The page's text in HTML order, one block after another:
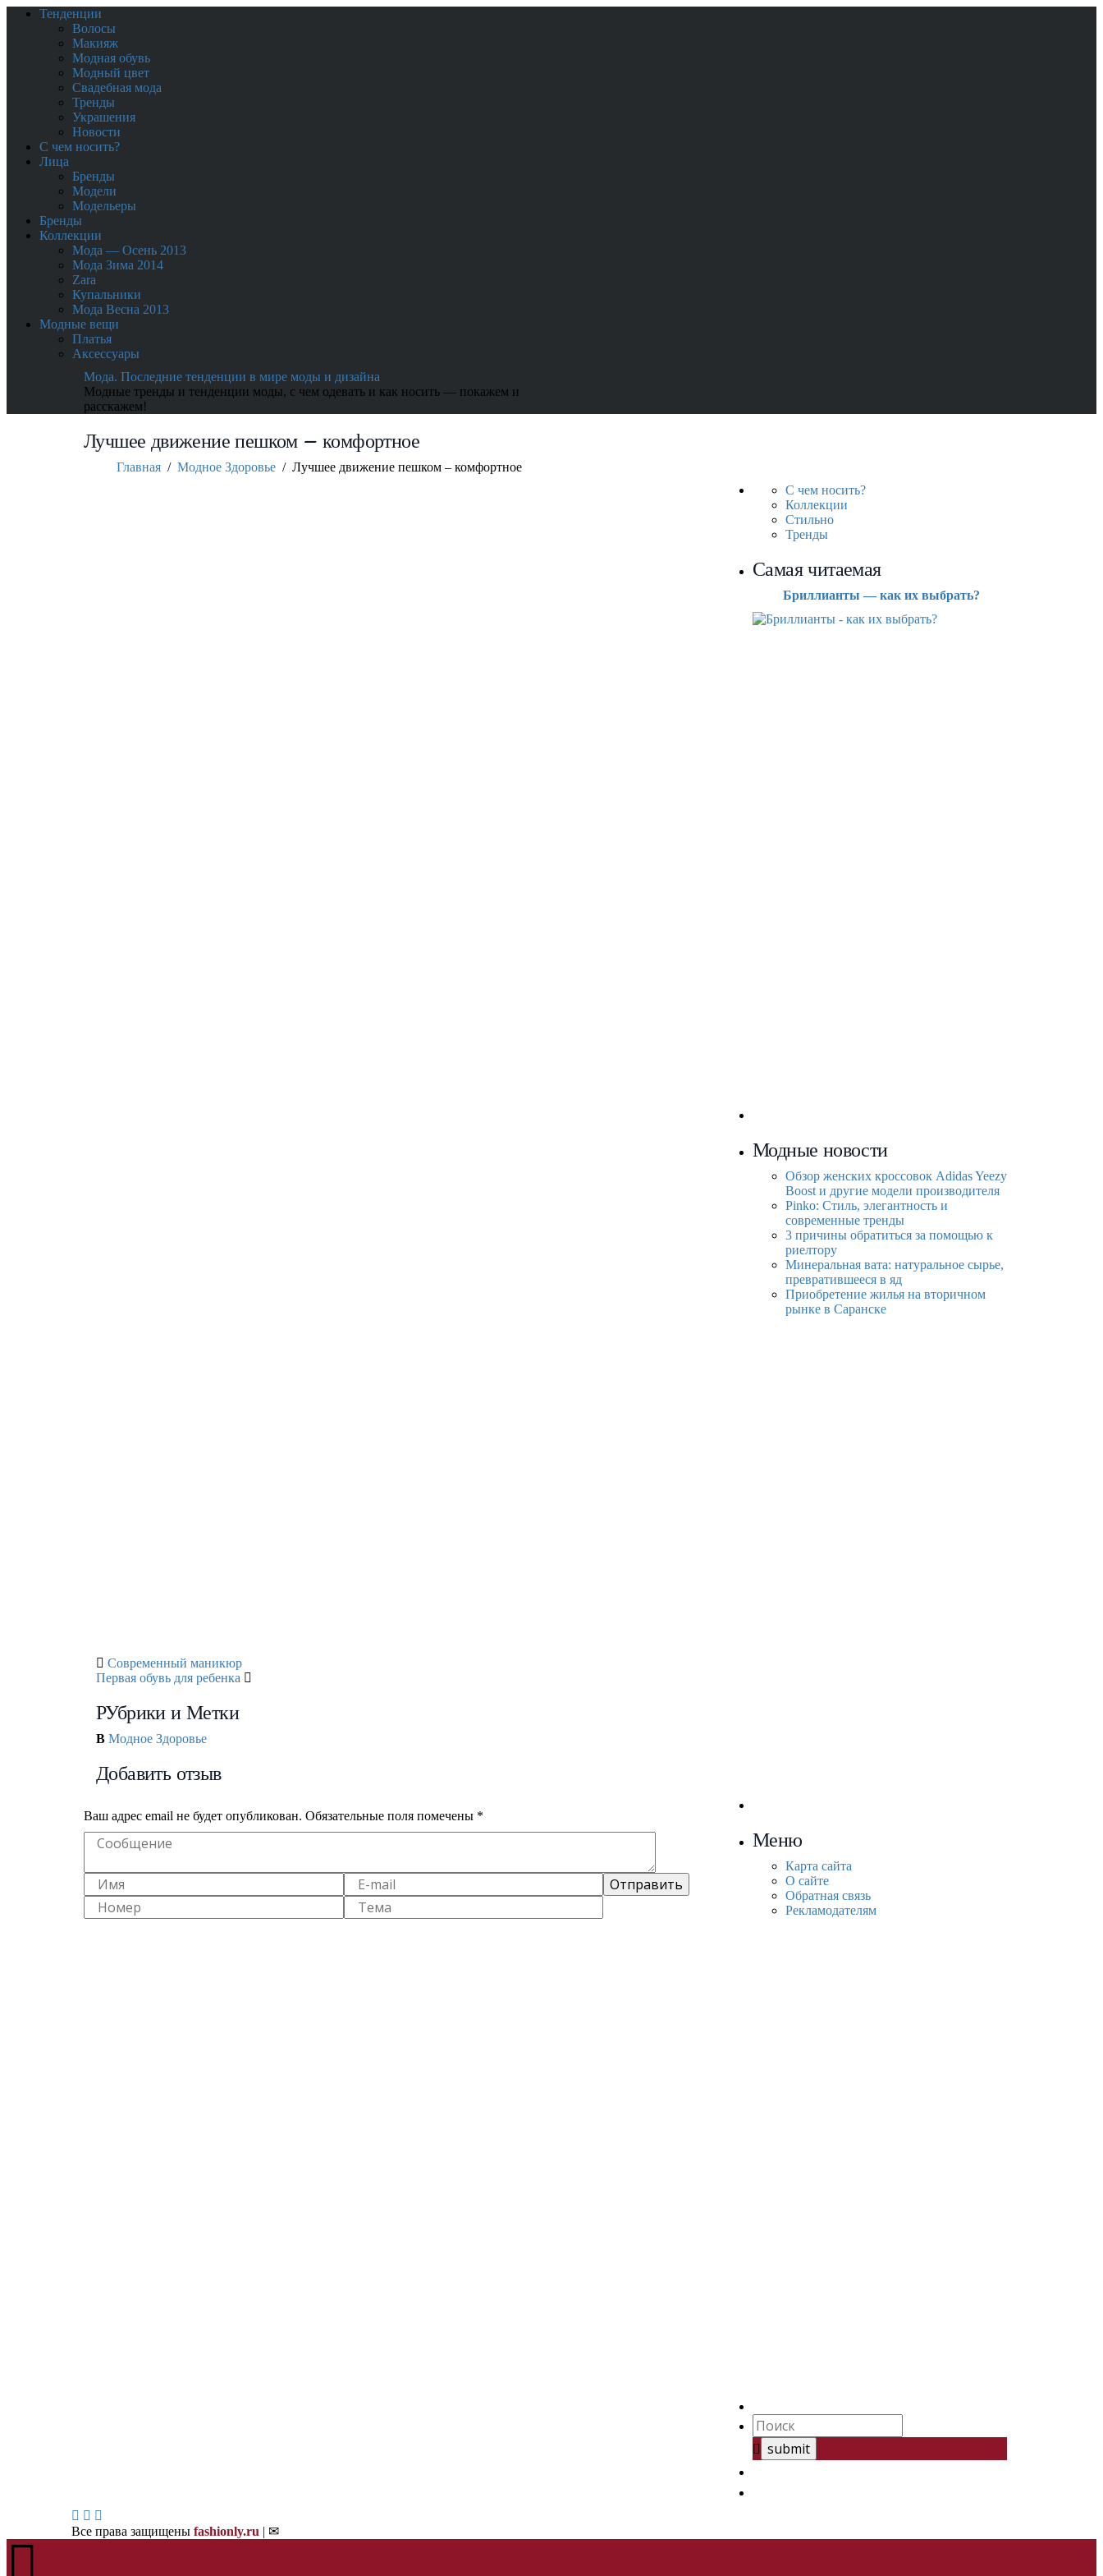
Тенденции
Волосы
Макияж
Модная обувь
Модный цвет
Свадебная мода
Тренды
Украшения
Новости
С чем носить?
Лица
Бренды
Модели
Модельеры
Бренды
Коллекции
Мода — Осень 2013
Мода Зима 2014
Zara
Купальники
Мода Весна 2013
Модные вещи
Платья
Аксессуары
Мода. Последние тенденции в мире моды и дизайна
Модные тренды и тенденции моды, с чем одевать и как носить — покажем и
расскажем!
Лучшее движение пешком – комфортное
Главная / Модное Здоровье / Лучшее движение пешком – комфортное
Современный маникюр
Первая обувь для ребенка
РУбрики и Метки
В Модное Здоровье
Добавить отзыв
Ваш адрес email не будет опубликован. Обязательные поля помечены *
С чем носить?
Коллекции
Стильно
Тренды
Самая читаемая
Бриллианты — как их выбрать?
Модные новости
Обзор женских кроссовок Adidas Yeezy
Boost и другие модели производителя
Pinko: Стиль, элегантность и
современные тренды
3 причины обратиться за помощью к
риелтору
Минеральная вата: натуральное сырье,
превратившееся в яд
Приобретение жилья на вторичном
рынке в Саранске
Меню
Карта сайта
О сайте
Обратная связь
Рекламодателям
Все права защищены fashionly.ru | ✉